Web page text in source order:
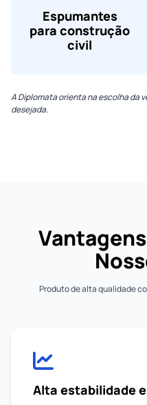
Espumantes
para construção
civil
A Diplomata orienta na escolha da
desejada.
Produto de alta qualidade
Alta estabilidade